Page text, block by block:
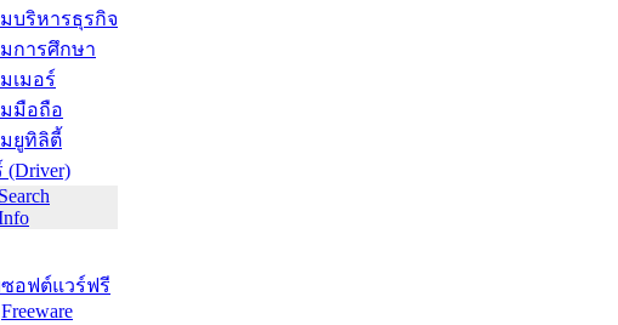
บริหารธุรกิจ
การศึกษา
เมอร์
มือถือ
ยูทิลิตี้
(Driver)
ซอฟต์แวร์ฟรี
Freeware